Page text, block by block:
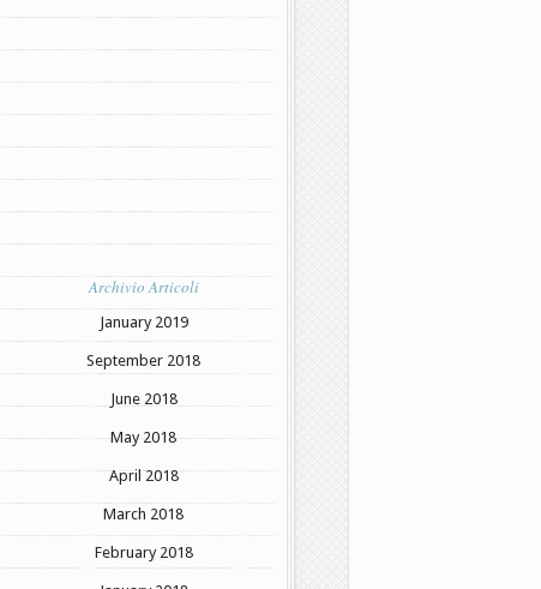
Archivio Articoli
January 2019
September 2018
June 2018
May 2018
April 2018
March 2018
February 2018